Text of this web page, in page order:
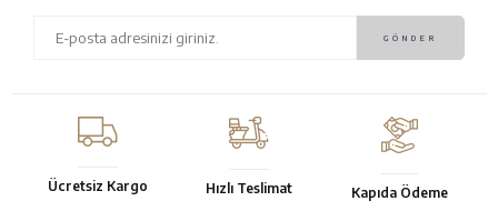
Ücretsiz Kargo Hızlı Teslimat Kapıda Ödeme